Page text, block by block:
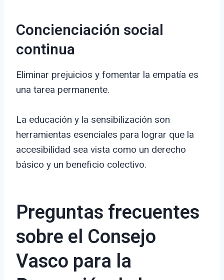
Concienciación social
continua
Eliminar prejuicios y fomentar la empatía es
una tarea permanente.
La educación y la sensibilización son
herramientas esenciales para lograr que la
accesibilidad sea vista como un derecho
básico y un beneficio colectivo.
Preguntas frecuentes
sobre el Consejo
Vasco para la